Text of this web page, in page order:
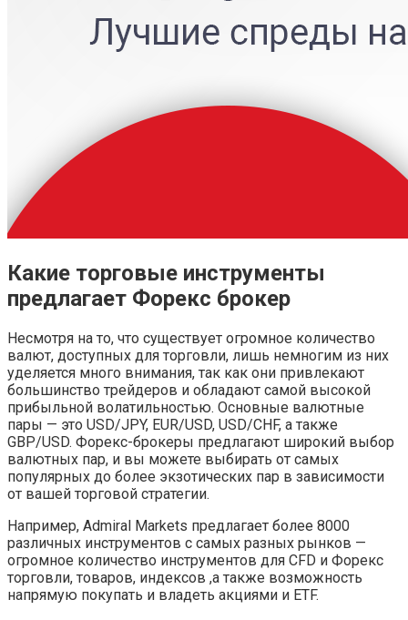
Какие торговые инструменты
предлагает Форекс брокер
Несмотря на то, что существует огромное количество
валют, доступных для торговли, лишь немногим из них
уделяется много внимания, так как они привлекают
большинство трейдеров и обладают самой высокой
прибыльной волатильностью. Основные валютные
пары — это USD/JPY, EUR/USD, USD/CHF, а также
GBP/USD. Форекс-брокеры предлагают широкий выбор
валютных пар, и вы можете выбирать от самых
популярных до более экзотических пар в зависимости
от вашей торговой стратегии.
Например, Admiral Markets предлагает более 8000
различных инструментов с самых разных рынков —
огромное количество инструментов для CFD и Форекс
торговли, товаров, индексов ,а также возможность
напрямую покупать и владеть акциями и ETF.